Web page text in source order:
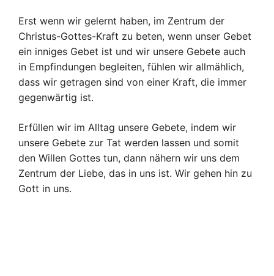
Erst wenn wir gelernt haben, im Zentrum der
Christus-Gottes-Kraft zu beten, wenn unser Gebet
ein inniges Gebet ist und wir unsere Gebete auch
in Empfindungen begleiten, fühlen wir allmählich,
dass wir getragen sind von einer Kraft, die immer
gegenwärtig ist.
Erfüllen wir im Alltag unsere Gebete, indem wir
unsere Gebete zur Tat werden lassen und somit
den Willen Gottes tun, dann nähern wir uns dem
Zentrum der Liebe, das in uns ist. Wir gehen hin zu
Gott in uns.